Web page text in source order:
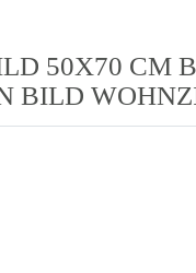
50X70 CM
BILD